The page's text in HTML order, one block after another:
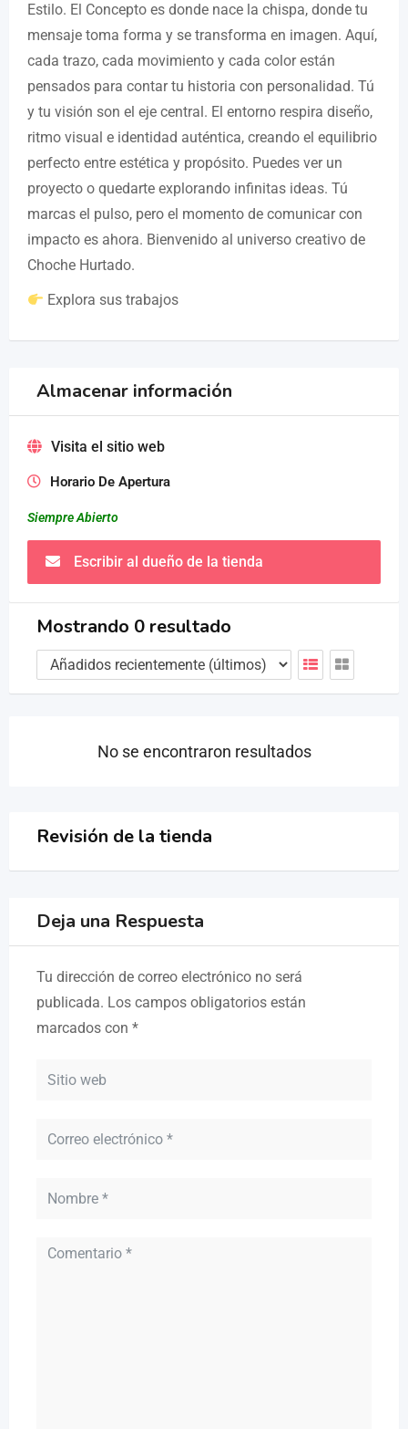
Mostrando 0 resultado
No se encontraron resultados
Revisión de la tienda
Deja una Respuesta
Tu dirección de correo electrónico no será
publicada. Los campos obligatorios están
marcados con *
Estilo. El Concepto es donde nace la chispa, donde tu
mensaje toma forma y se transforma en imagen. Aquí,
cada trazo, cada movimiento y cada color están
pensados para contar tu historia con personalidad. Tú
y tu visión son el eje central. El entorno respira diseño,
ritmo visual e identidad auténtica, creando el equilibrio
perfecto entre estética y propósito. Puedes ver un
proyecto o quedarte explorando infinitas ideas. Tú
marcas el pulso, pero el momento de comunicar con
impacto es ahora. Bienvenido al universo creativo de
Choche Hurtado.
Explora sus trabajos
Almacenar información
Visita el sitio web
Horario De Apertura
Siempre Abierto
Escribir al dueño de la tienda